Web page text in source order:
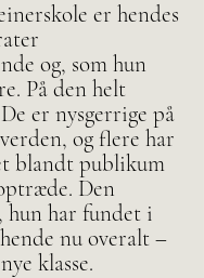
er hendes
og, som hun
På den helt
er nysgerrige på
og flere har
blandt publikum
Den
hun har fundet i
nu overalt –
klasse.